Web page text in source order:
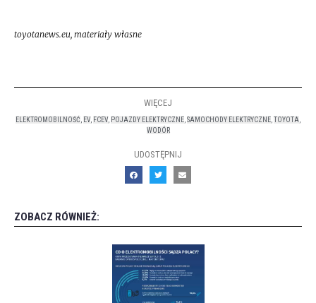
toyotanews.eu, materiały własne
WIĘCEJ
ELEKTROMOBILNOŚĆ EV, FCEV, POJAZDY ELEKTRYCZNE SAMOCHODY ELEKTRYCZNE TOYOTA
WODÓR
UDOSTĘPNIJ
ZOBACZ RÓWNIEŻ: